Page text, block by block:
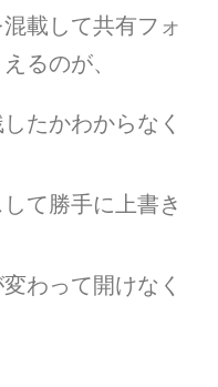
載して共有フォ
るのが、
たかわからなく
て勝手に上書き
わって開けなく